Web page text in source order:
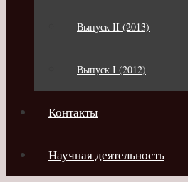
Выпуск II (2013)
Выпуск I (2012)
Контакты
Научная деятельность